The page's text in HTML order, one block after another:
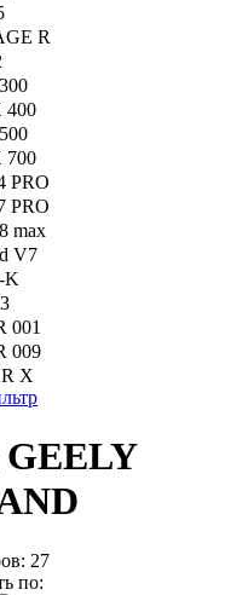
R
400
700
PRO
PRO
max
V7
K
001
009
X
27
по: